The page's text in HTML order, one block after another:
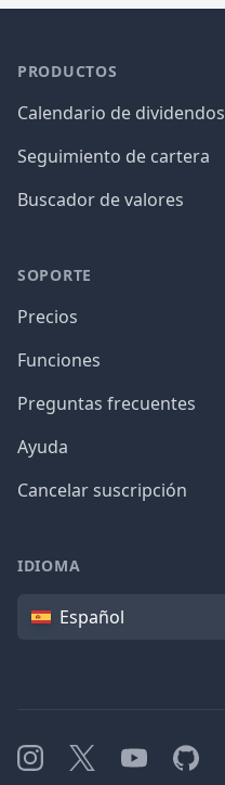
PRODUCTOS
Calendario de dividendos
Seguimiento de cartera
Buscador de valores
SOPORTE
Precios
Funciones
Preguntas frecuentes
Ayuda
Cancelar suscripción
IDIOMA
IdiomaEspañol
Instagram
X YouTubeGitHub